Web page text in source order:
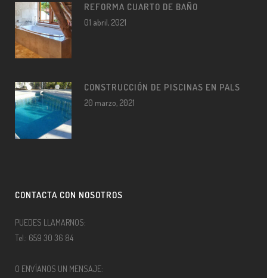
REFORMA CUARTO DE BAÑO
01 abril, 2021
CONSTRUCCIÓN DE PISCINAS EN PALS
20 marzo, 2021
CONTACTA CON NOSOTROS
PUEDES LLAMARNOS:
Tel.: 659 30 36 84
O ENVÍANOS UN MENSAJE: